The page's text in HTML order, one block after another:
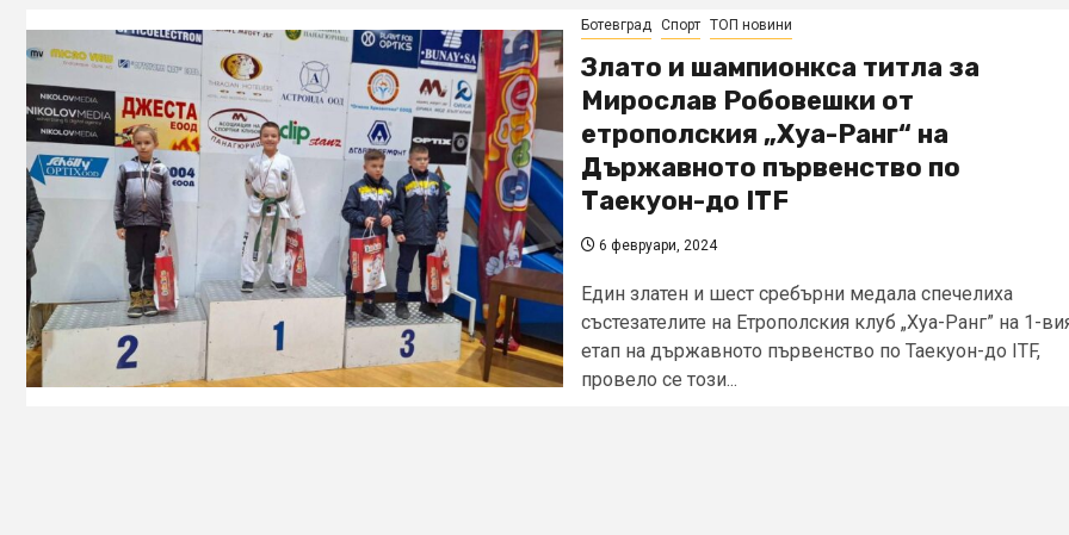
Ботевград Спорт ТОП новини
Злато и шампионкса титла за
Мирослав Робовешки от
етрополския „Хуа-Ранг“ на
Държавното първенство по
Таекуон-до ITF
6 февруари, 2024
Един златен и шест сребърни медала спечелиха
състезателите на Етрополския клуб „Хуа-Ранг” на 1-
етап на държавното първенство по Таекуон-до ITF,
провело се този...